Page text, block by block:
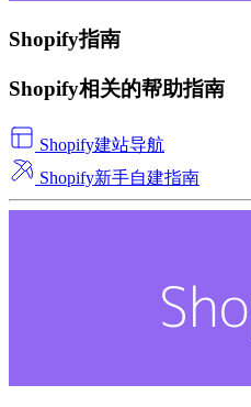
Shopify指南
Shopify相关的帮助指南
Shopify建站导航
Shopify新手自建指南